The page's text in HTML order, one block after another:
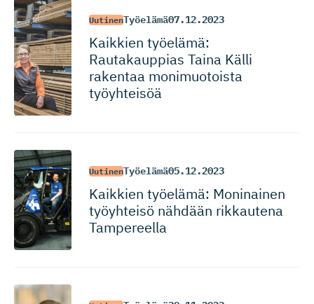
UutinenTyöelämä07.12.2023
Kaikkien työelämä:
Rautakauppias Taina Källi
rakentaa monimuotoista
työyhteisöä
UutinenTyöelämä05.12.2023
Kaikkien työelämä: Moninainen
työyhteisö nähdään rikkautena
Tampereella